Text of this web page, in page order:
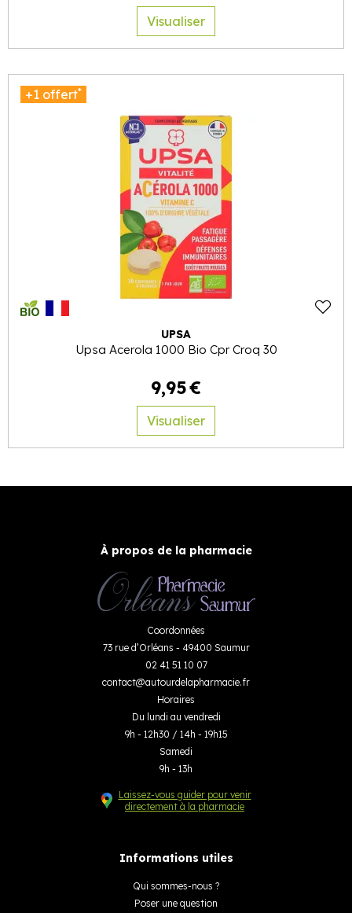
Visualiser
+1 offert*
UPSA
Upsa Acerola 1000 Bio Cpr Croq 30
9,95€
Visualiser
À propos de la pharmacie
Coordonnées
73 rue d’Orléans - 49400 Saumur
02 41 51 10 07
contact@autourdelapharmacie.fr
Horaires
Du lundi au vendredi
9h - 12h30 / 14h - 19h15
Samedi
9h - 13h
Laissez-vous guider pour venir
directement à la pharmacie
Informations utiles
Qui sommes-nous ?
Poser une question